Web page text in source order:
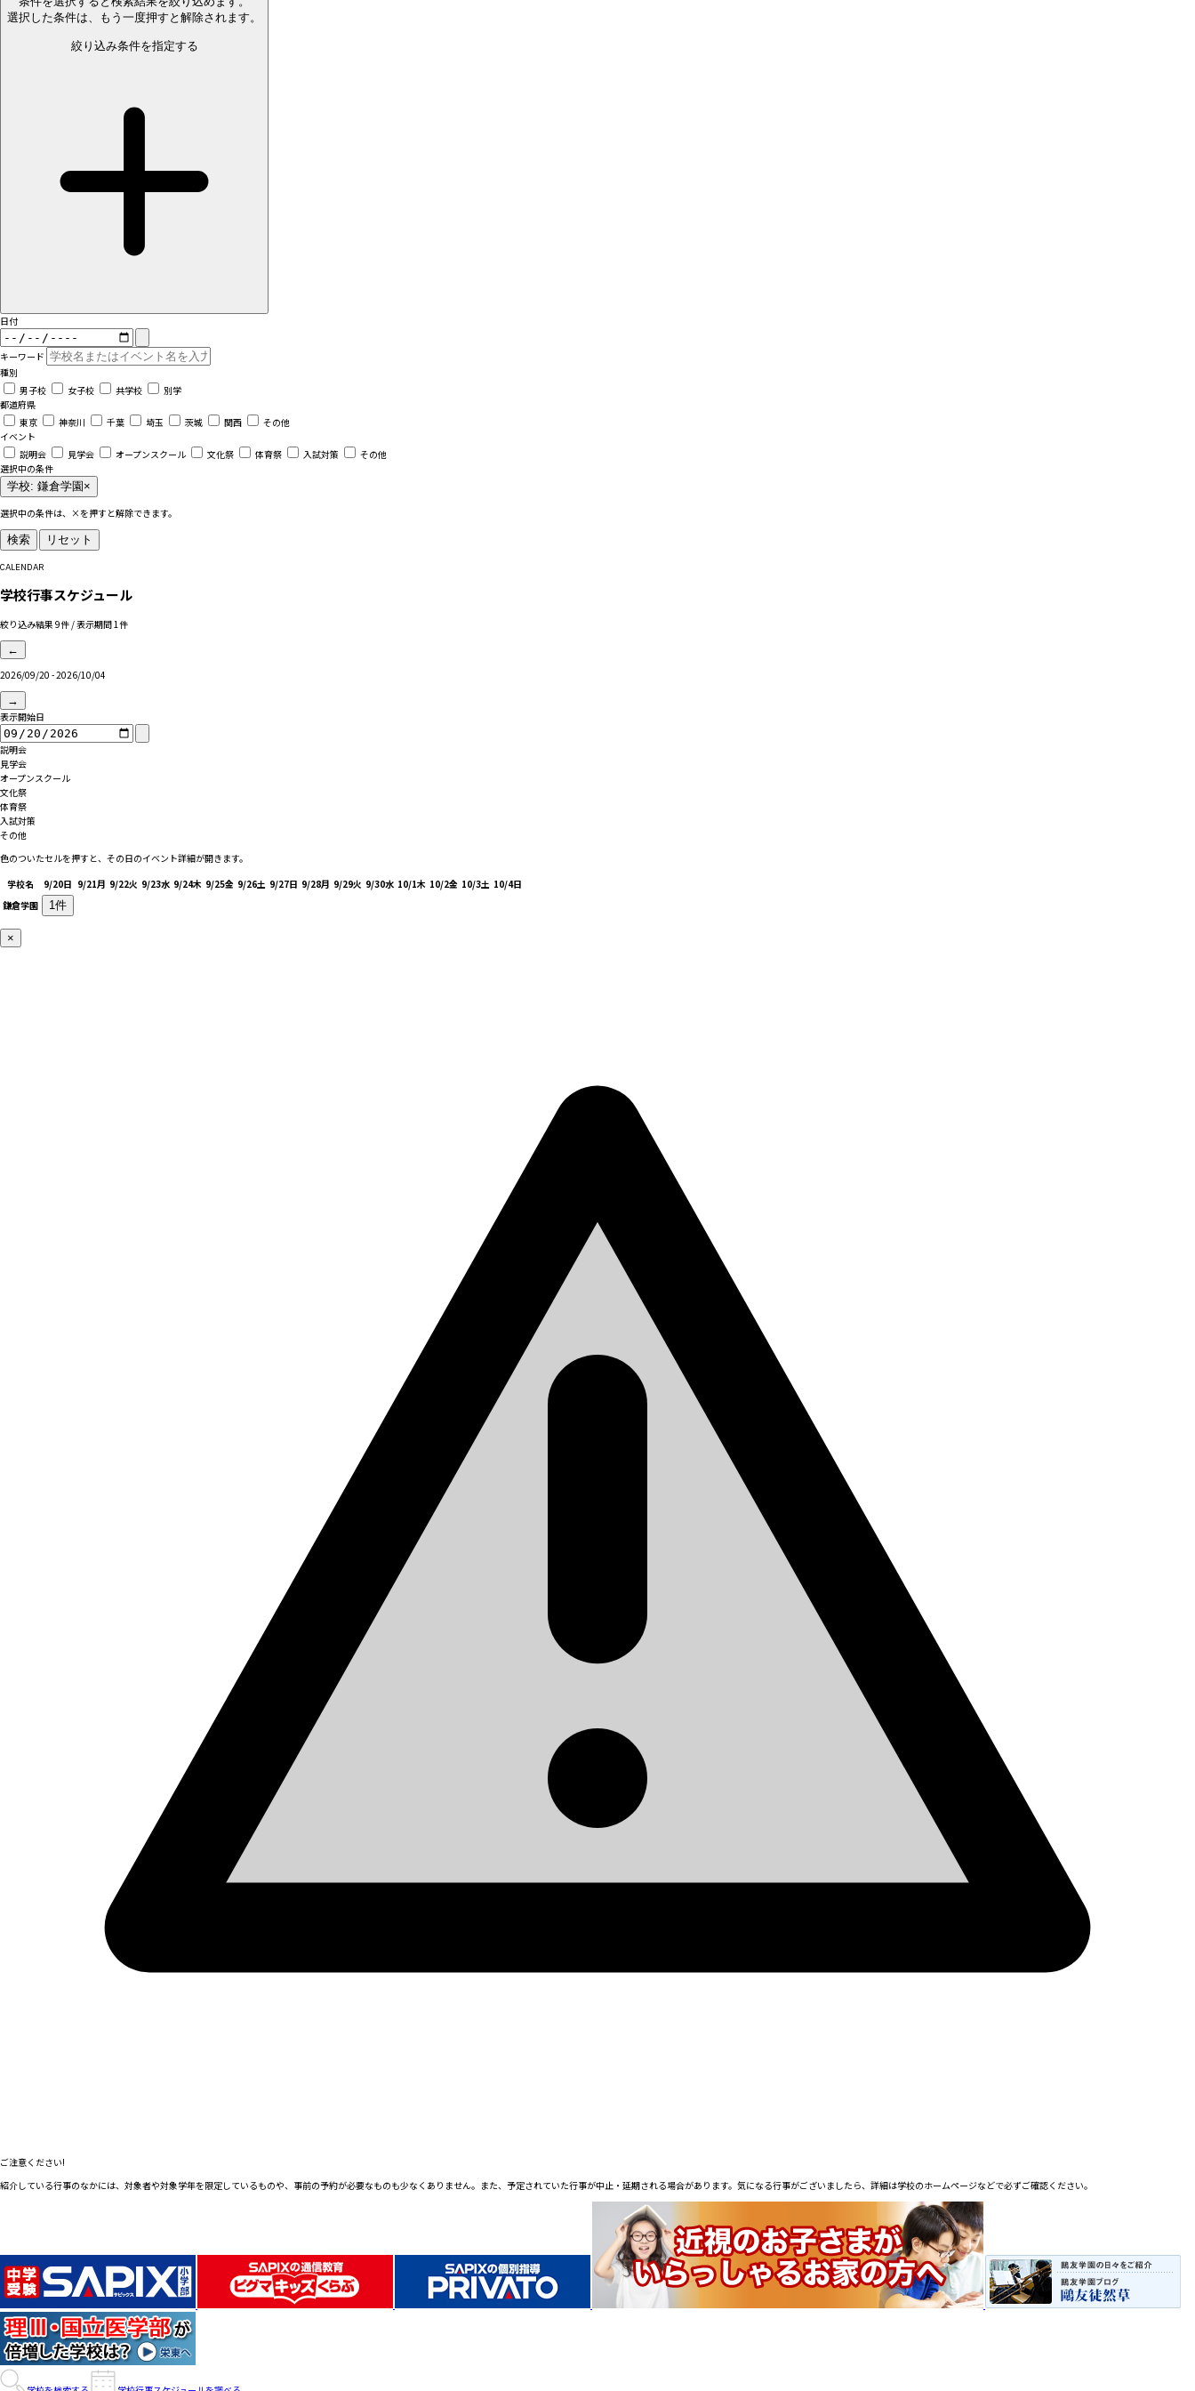
選択した条件は、もう一度押すと解除されます。
絞り込み条件を指定する
日付
キーワード
種別
男子校
女子校 共学校
別学
都道府県
東京
神奈川 千葉 埼玉 茨城 関西
その他
イベント
説明会
見学会 オープンスクール 文化祭 体育祭 入試対策
その他
選択中の条件
学校: 鎌倉学園×
選択中の条件は、×を押すと解除できます。
検索
リセット
CALENDAR
学校行事スケジュール
絞り込み結果 9件 / 表示期間 1件
←
2026/09/20 - 2026/10/04
→
表示開始日
説明会
見学会
オープンスクール
文化祭
体育祭
入試対策
その他
色のついたセルを押すと、その日のイベント詳細が開きます。
学校名
9/20日 9/21月 9/22火 9/23水 9/24木 9/25金 9/26土 9/27日 9/28月 9/29火 9/30水 10/1木 10/2金 10/3土 10/4日
鎌倉学園
1件
×
ご注意ください!
紹介している行事のなかには、対象者や対象学年を限定しているものや、事前の予約が必要なものも少なくありません。また、予定されていた行事が中止・延期される場合があります。気になる行事がございましたら、詳細は学校のホームページなどで必ずご確認ください。